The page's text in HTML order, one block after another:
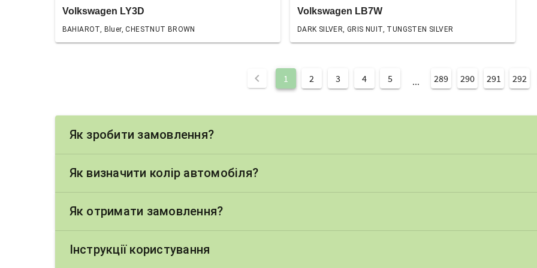
Volkswagen LY3D
BAHIAROT, Bluer, CHESTNUT BROWN
Volkswagen LB7W
DARK SILVER, GRIS NUIT, TUNGSTEN SILVER
chevron_left 1 2 3 4 5 ... 289 290 291 292
Як зробити замовлення?
Як визначити колір автомобіля?
Як отримати замовлення?
Інструкції користування